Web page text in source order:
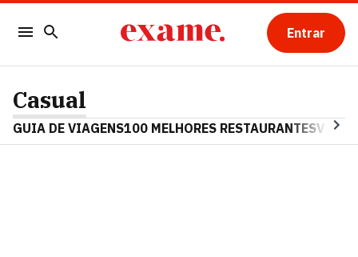
Entrar
Casual
GUIA DE VIAGENS100 MELHORES RESTAURANTES